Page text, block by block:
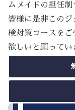
ムメイドの担任制
皆様に是非この
検対策コースをご
欲しいと願ってい